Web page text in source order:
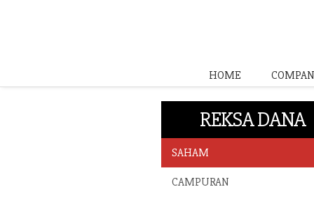
HOME
REKSA DANA
SAHAM
CAMPURAN